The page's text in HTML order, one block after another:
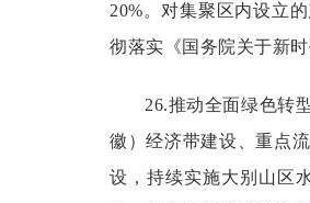
20%。对集聚区内设立
彻落实《国务院关于新
26.推动全面绿色转型
徽）经济带建设、重点
设，持续实施大别山区